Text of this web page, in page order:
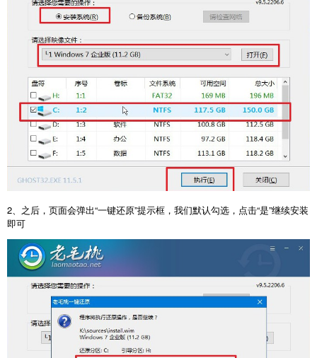
2、之后，页面会弹出“一键还原”提示框，我们默认勾选，点击“是”继续安装
即可